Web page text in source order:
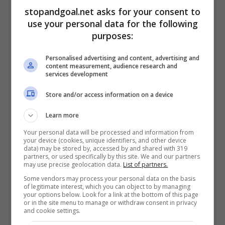
dall’altra la squadra azzurra rischia un buco
da 200 milioni di euro se non dovesse
qualificarsi in Champions League
Inoltre, se Osimhen non dovesse rinnovare con
il club partenopea andando in scadenza ci
sarebbe una perdita di 100 milioni di euro. Ora
stopandgoal.net asks for your consent to
use your personal data for the following
purposes:
Personalised advertising and content, advertising and
content measurement, audience research and
services development
Store and/or access information on a device
Learn more
Your personal data will be processed and information from
your device (cookies, unique identifiers, and other device
data) may be stored by, accessed by and shared with 319
partners, or used specifically by this site. We and our partners
may use precise geolocation data. List of partners.
Some vendors may process your personal data on the basis
of legitimate interest, which you can object to by managing
your options below. Look for a link at the bottom of this page
or in the site menu to manage or withdraw consent in privacy
and cookie settings.